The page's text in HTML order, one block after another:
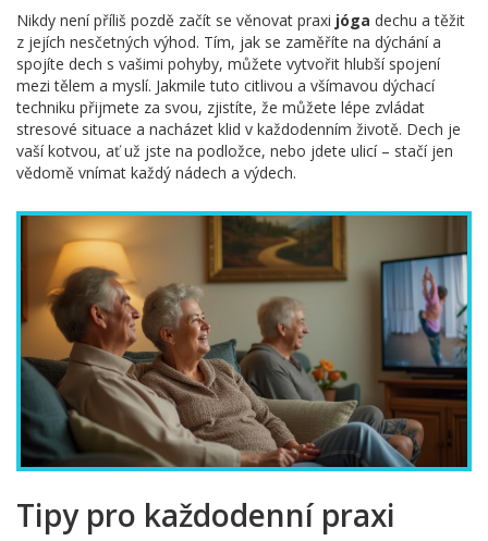
Nikdy není příliš pozdě začít se věnovat praxi jóga dechu a těžit
z jejích nesčetných výhod. Tím, jak se zaměříte na dýchání a
spojíte dech s vašimi pohyby, můžete vytvořit hlubší spojení
mezi tělem a myslí. Jakmile tuto citlivou a všímavou dýchací
techniku přijmete za svou, zjistíte, že můžete lépe zvládat
stresové situace a nacházet klid v každodenním životě. Dech je
vaší kotvou, ať už jste na podložce, nebo jdete ulicí – stačí jen
vědomě vnímat každý nádech a výdech.
Tipy pro každodenní praxi